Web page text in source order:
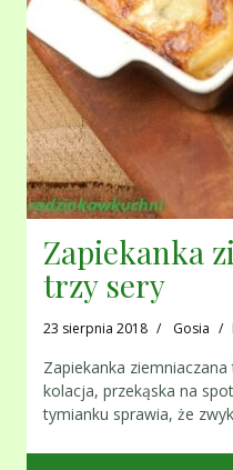
Zapiekanka
trzy sery
23 sierpnia 2018 Gosia
Zapiekanka
kolacja, przekąska na
tymianku sprawia, że